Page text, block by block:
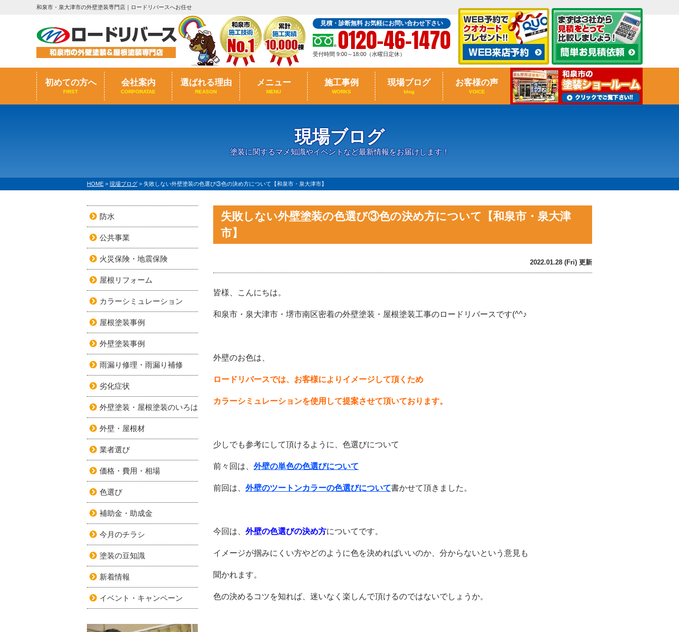
和泉市・泉大津市の外壁塗装専門店｜ロードリバースへお任せ
見積・診断無料 お気軽にお問い合わせ下さい
0120-46-1470
受付時間 9:00～18:00（水曜日定休）
初めての方へ
FIRST
会社案内
CORPORATAE
選ばれる理由
REASON
メニュー
MENU
施工事例
WORKS
現場ブログ
blog
お客様の声
VOICE
現場ブログ
塗装に関するマメ知識やイベントなど最新情報をお届けします！
HOME > 現場ブログ > 失敗しない外壁塗装の色選び③色の決め方について【和泉市・泉大津市】
失敗しない外壁塗装の色選び③色の決め方について【和泉市・泉大津
市】
2022.01.28 (Fri) 更新
皆様、こんにちは。
和泉市・泉大津市・堺市南区密着の外壁塗装・屋根塗装工事のロードリバースです(^^♪
外壁のお色は、
ロードリバースでは、お客様によりイメージして頂くため
カラーシミュレーションを使用して提案させて頂いております。
少しでも参考にして頂けるように、色選びについて
前々回は、 外壁の単色の色選びについて
前回は、 外壁のツートンカラーの色選びについて書かせて頂きました。
今回は、 外壁の色選びの決め方についてです。
イメージが掴みにくい方やどのように色を決めればいいのか、分からないという意見も
聞かれます。
色の決めるコツを知れば、迷いなく楽しんで頂けるのではないでしょうか。
防水
公共事業
火災保険・地震保険
屋根リフォーム
カラーシミュレーション
屋根塗装事例
外壁塗装事例
雨漏り修理・雨漏り補修
劣化症状
外壁塗装・屋根塗装のいろは
外壁・屋根材
業者選び
価格・費用・相場
色選び
補助金・助成金
今月のチラシ
塗装の豆知識
新着情報
イベント・キャンペーン